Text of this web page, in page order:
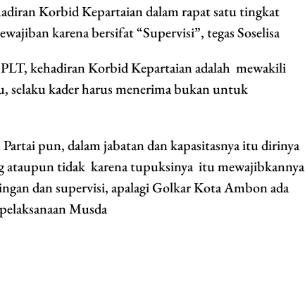
Korbid Kepartaian dalam rapat satu tingkat
karena bersifat “Supervisi”, tegas Soselisa
kehadiran Korbid Kepartaian adalah mewakili
selaku kader harus menerima bukan untuk
pun, dalam jabatan dan kapasitasnya itu dirinya
ataupun tidak karena tupuksinya itu mewajibkannya
dan supervisi, apalagi Golkar Kota Ambon ada
Musda